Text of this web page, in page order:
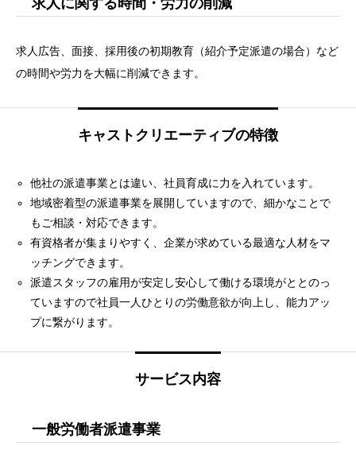
求人に関する時間・労力の削減
求人広告、面接、採用後の初期教育（紹介予定派遣の場合）など
の時間や労力を大幅に削減できます。
キャストクリエーティブの特徴
他社の派遣事業とは違い、社員育成に力を入れています。
地域密着型の派遣事業を展開していますので、細かなことで
もご相談・対応できます。
有資格者が集まりやすく、企業が求めている最適な人材をマ
ッチングできます。
派遣スタッフの雇用が安定し安心して働ける環境がととのっ
ていますので社員一人ひとりの労働意欲が向上し、能力アッ
プに繋がります。
サービス内容
一般労働者派遣事業